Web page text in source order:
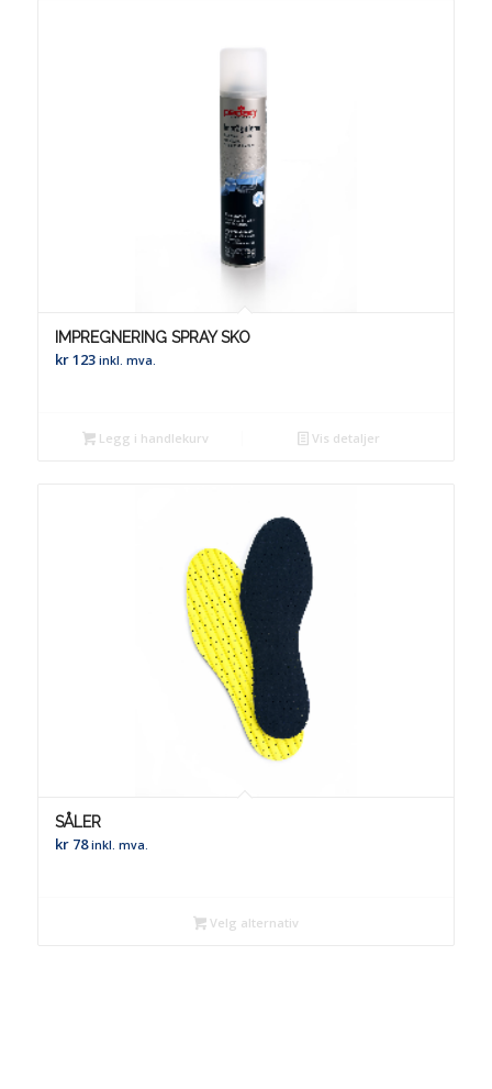
IMPREGNERING SPRAY SKO
kr123 inkl. mva.
Legg i handlekurv Vis detaljer
SÅLER
kr78 inkl. mva.
Velg alternativ